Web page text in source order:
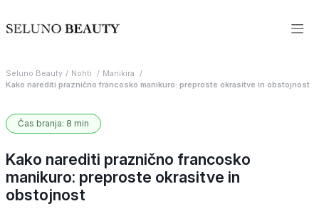
Seluno Beauty Nohti
Manikira
Kako narediti praznično francosko manikuro: preproste okrasitve in obstojnost
Čas branja: 8 min
Kako narediti praznično francosko
manikuro: preproste okrasitve in
obstojnost